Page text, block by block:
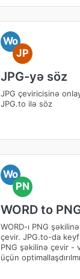
Wo
JP
JPG-yə söz
JPG çeviricisinə
JPG.to ilə söz
Wo
PN
WORD to
WORD-ı PNG
çevir. JPG.to-da
PNG şəkilinə çevir -
üçün